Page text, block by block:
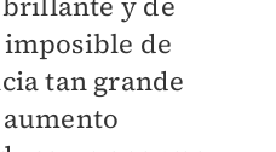
imposible de
tan grande